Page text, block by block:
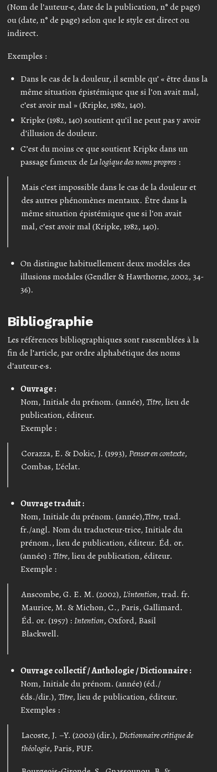
(Nom de l’auteur·e, date de la publication, n° de page)
ou (date, n° de page) selon que le style est direct ou
indirect.
Exemples :
Dans le cas de la douleur, il semble qu’ « être dans la
même situation épistémique que si l’on avait mal,
c’est avoir mal » (Kripke, 1982, 140).
Kripke (1982, 140) soutient qu’il ne peut pas y avoir
d’illusion de douleur.
C’est du moins ce que soutient Kripke dans un
passage fameux de La logique des noms propres :
Mais c’est impossible dans le cas de la douleur et
des autres phénomènes mentaux. Être dans la
même situation épistémique que si l’on avait
mal, c’est avoir mal (Kripke, 1982, 140).
On distingue habituellement deux modèles des
illusions modales (Gendler & Hawthorne, 2002, 34-
36).
Bibliographie
Les références bibliographiques sont rassemblées à la
fin de l’article, par ordre alphabétique des noms
d’auteur·e·s.
Ouvrage :
Nom, Initiale du prénom. (année), Titre, lieu de
publication, éditeur.
Exemple :
Corazza, E. & Dokic, J. (1993), Penser en contexte,
Combas, L’éclat.
Ouvrage traduit :
Nom, Initiale du prénom. (année),Titre, trad.
fr./angl. Nom du traducteur·trice, Initiale du
prénom., lieu de publication, éditeur. Éd. or.
(année) : Titre, lieu de publication, éditeur.
Exemple :
Anscombe, G. E. M. (2002), L'intention, trad. fr.
Maurice, M. & Michon, C., Paris, Gallimard.
Éd. or. (1957) : Intention, Oxford, Basil
Blackwell.
Ouvrage collectif / Anthologie / Dictionnaire :
Nom, Initiale du prénom. (année) (éd./
éds./dir.), Titre, lieu de publication, éditeur.
Exemples :
Lacoste, J. –Y. (2002) (dir.), Dictionnaire critique de
théologie, Paris, PUF.